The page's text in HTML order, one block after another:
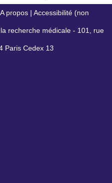
A propos | Accessibilité (non
recherche médicale - 101, rue
Paris Cedex 13